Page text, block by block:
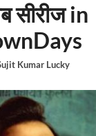
सीरीज in
Kumar Lucky